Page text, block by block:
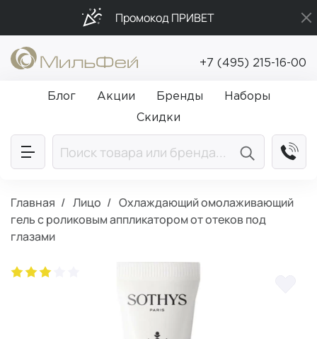
Промокод ПРИВЕТ
Бесплатная доставка от 5 000₽
Подарки в каждый заказ от 5 000₽
+7 (495) 215-16-00
Блог Акции Бренды
Наборы
Скидки
Главная Лицо
Охлаждающий омолаживающий
гель с роликовым аппликатором от отеков под
глазами